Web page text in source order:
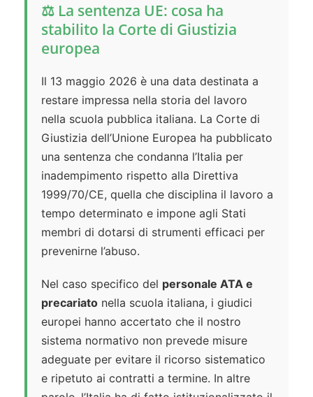
⚖️ La sentenza UE: cosa ha
stabilito la Corte di Giustizia
europea
Il 13 maggio 2026 è una data destinata a
restare impressa nella storia del lavoro
nella scuola pubblica italiana. La Corte di
Giustizia dell’Unione Europea ha pubblicato
una sentenza che condanna l’Italia per
inadempimento rispetto alla Direttiva
1999/70/CE, quella che disciplina il lavoro a
tempo determinato e impone agli Stati
membri di dotarsi di strumenti efficaci per
prevenirne l’abuso.
Nel caso specifico del personale ATA e
precariato nella scuola italiana, i giudici
europei hanno accertato che il nostro
sistema normativo non prevede misure
adeguate per evitare il ricorso sistematico
e ripetuto ai contratti a termine. In altre